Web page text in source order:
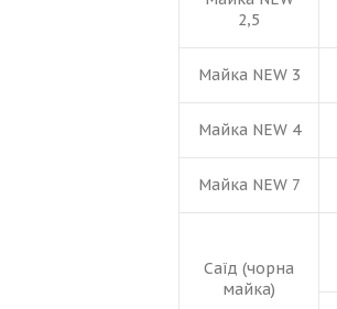
2,5
Майка NEW 3
Майка NEW 4
Майка NEW 7
Саїд (чорна
майка)